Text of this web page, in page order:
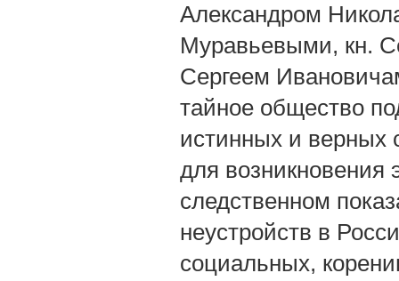
Александром
Муравьевыми, кн.
Сергеем
тайное общество
истинных и верных
для возникновения
следственном
неустройств в
социальных,